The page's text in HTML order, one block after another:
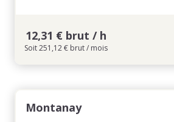
12,31 € brut / h
Soit 251,12 € brut / mois
Montanay